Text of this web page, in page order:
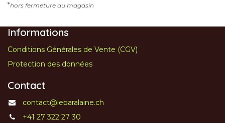
*hors fermeture du magasin
Informations
Conditions Générales de Vente (CGV)
Protection des données
Contact
contact@lebaralaine.ch
+41 27 322 27 30